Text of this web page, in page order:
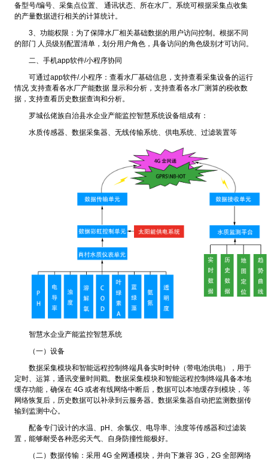
备型号/编号、采集点位置、 通讯状态、所在水厂。系统可根据采集点收集
的产量数据进行相关的计算统计。
3、功能权限：为了保障水厂相关基础数据的用户访问控制。根据不同
的部门 人员级别配置清单，划分用户角色，具备访问的角色级别才可访问。
二、手机app软件/小程序协同
可通过app软件/.小程序：查看水厂基础信息，支持查看采集设备的运行
情况 支持查看各水厂产能数据 显示和分析，支持查看各水厂测算的税收数
据，支持查看历史数据查询和分析。
罗城仫佬族自治县水企业产能监控智慧系统设备组成有：
水质传感器、数据采集器、无线传输系统、供电系统、过滤装置等
智慧水企业产能监控智慧系统
（一）设备
数据采集模块和智能远程控制终端具备实时时钟（带电池供电），用于
定时、运算，通讯变量时间戳。数据采集模块和智能远程控制终端具备本地
缓存功能，确保在 4G 或者有线网络中断后，数据可以本地缓存到模块，等
网络恢复后，历史数据可以补录到云服务器。数据采集器自动把监测数据传
输到监测中心。
配备专门设计的水温、pH、余氯仪、电导率、浊度等传感器和过滤装
置，能够耐受各种恶劣天气、自身防撞性能极好。
（二）数据传输：采用 4G 全网通模块，并向下兼容 3G，2G 全部网络